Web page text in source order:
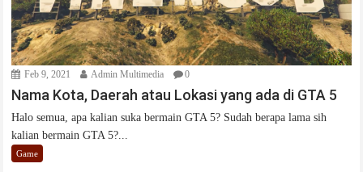
Feb 9, 2021 Admin Multimedia 0
Nama Kota, Daerah atau Lokasi yang ada di GTA 5
Halo semua, apa kalian suka bermain GTA 5? Sudah berapa lama sih
kalian bermain GTA 5?...
Game